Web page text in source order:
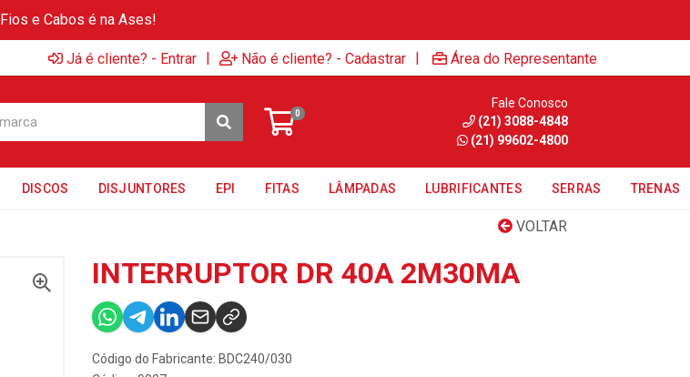
Fios e Cabos é na Ases!
Já é cliente? - Entrar | Não é cliente? - Cadastrar | Área do Representante
0
Fale Conosco
(21) 3088-4848
(21) 99602-4800
DISCOS DISJUNTORES EPI FITAS LÂMPADAS LUBRIFICANTES SERRAS TRENAS
VOLTAR
INTERRUPTOR DR 40A 2M30MA
Código do Fabricante: BDC240/030